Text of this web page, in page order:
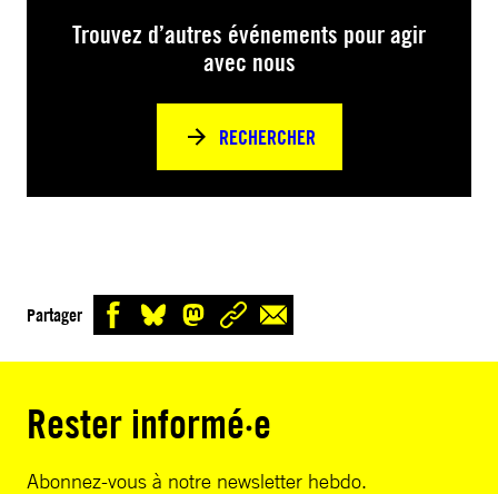
Trouvez d’autres événements pour agir
avec nous
RECHERCHER
Partager
Rester informé·e
Abonnez-vous à notre newsletter hebdo.